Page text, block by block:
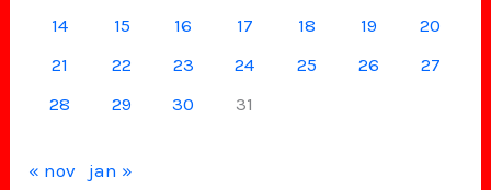
14 15 16 17 18 19
20
21
22 23 24 25 26
27
28
29 30 31
« nov jan »